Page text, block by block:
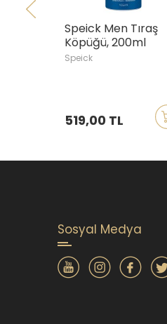
Speick Men Tıraş
Köpüğü, 200ml
Speick
519,00 TL
Sosyal Medya